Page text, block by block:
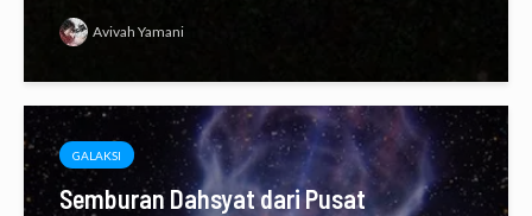
Avivah Yamani
GALAKSI
Semburan Dahsyat dari Pusat